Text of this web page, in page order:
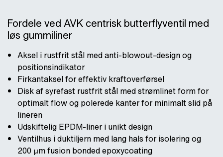
Fordele ved AVK centrisk butterflyventil med
løs gummiliner
Aksel i rustfrit stål med anti-blowout-design og
positionsindikator
Firkantaksel for effektiv kraftoverførsel
Disk af syrefast rustfrit stål med strømlinet form for
optimalt flow og polerede kanter for minimalt slid på
lineren
Udskiftelig EPDM-liner i unikt design
Ventilhus i duktiljern med lang hals for isolering og
200 μm fusion bonded epoxycoating